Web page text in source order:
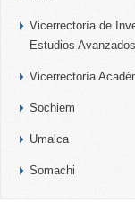
Vicerrectoría de
Estudios
Vicerrectoría
Sochiem
Umalca
Somachi